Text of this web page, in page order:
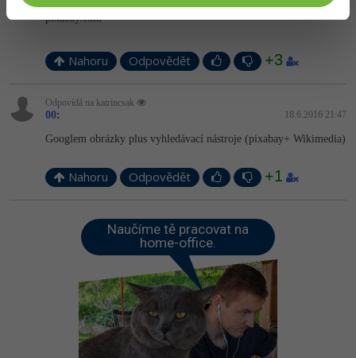
pixabay.com
Nahoru Odpovědět +3
Odpovídá na katrincsak
00: 18.6.2016 21:47
Googlem obrázky plus vyhledávací nástroje (pixabay+ Wikimedia)
Nahoru Odpovědět +1
Naučíme tě pracovat na
home-office.